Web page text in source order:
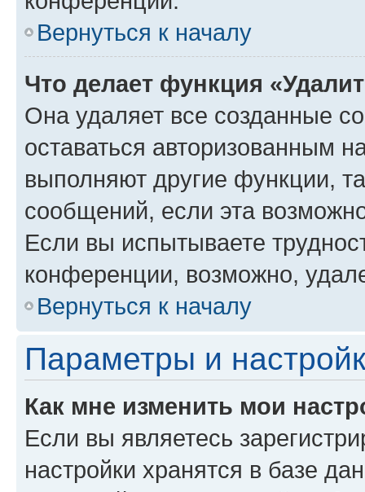
Вернуться к началу
Что делает функция
Она удаляет все созданные
оставаться авторизованным
выполняют другие функции,
сообщений, если эта
Если вы испытываете
конференции, возможно,
Вернуться к началу
Параметры и
Как мне изменить мои
Если вы являетесь
настройки хранятся в базе